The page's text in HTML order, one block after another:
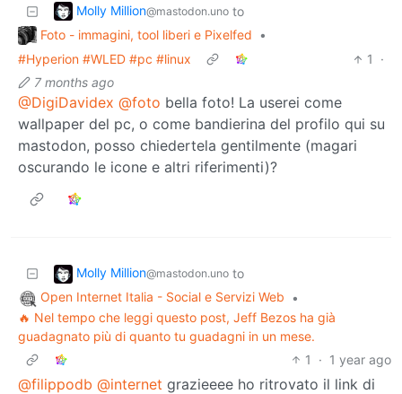
Molly Million@mastodon.uno to
Foto - immagini, tool liberi e Pixelfed
•
#Hyperion #WLED #pc #linux
1
·
7 months ago
@DigiDavidex @foto bella foto! La userei come
wallpaper del pc, o come bandierina del profilo qui su
mastodon, posso chiedertela gentilmente (magari
oscurando le icone e altri riferimenti)?
Molly Million@mastodon.uno to
Open Internet Italia - Social e Servizi Web
•
🔥 Nel tempo che leggi questo post, Jeff Bezos ha già
guadagnato più di quanto tu guadagni in un mese.
1
· 1 year ago
@filippodb @internet grazieeee ho ritrovato il link di